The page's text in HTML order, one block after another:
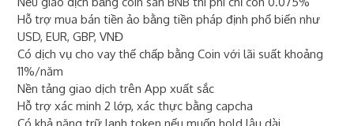
Hỗ trợ mua bán tiền ảo bằng tiền pháp định phổ biến như
USD, EUR, GBP, VNĐ
Có dịch vụ cho vay thế chấp bằng Coin với lãi suất khoảng
11%/năm
Nền tảng giao dịch trên App xuất sắc
Hỗ trợ xác minh 2 lớp, xác thực bằng capcha